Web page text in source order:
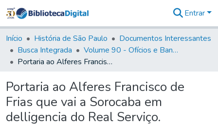
&
Coleções
Tudo na
Biblioteca
Estatísticas
Entrar
Início História de São Paulo
Documentos Interessantes
Busca Integrada
Volume 90 - Ofícios e Bandos do Capitão General, Conde de Palma, aos funcionários da Capitania (1814- 1817)
Portaria ao Alferes Francisco de Frias que vai a Sorocaba em delligencia do Real Serviço.
Portaria ao Alferes Francisco de
Frias que vai a Sorocaba em
delligencia do Real Serviço.